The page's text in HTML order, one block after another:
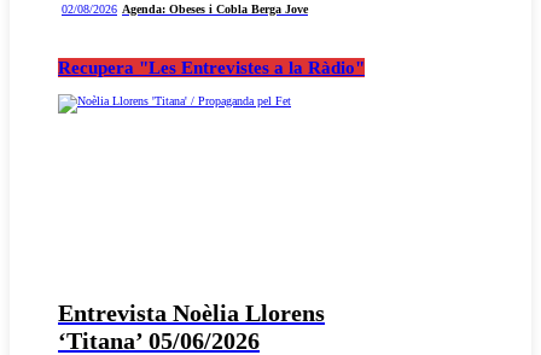
02/08/2026 Agenda: Obeses i Cobla Berga Jove
Recupera "Les Entrevistes a la Ràdio"
Entrevista Noèlia Llorens
‘Titana’ 05/06/2026